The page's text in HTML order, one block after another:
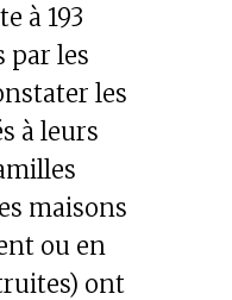
à 193
par les
les
à leurs
maisons
ou en
ont